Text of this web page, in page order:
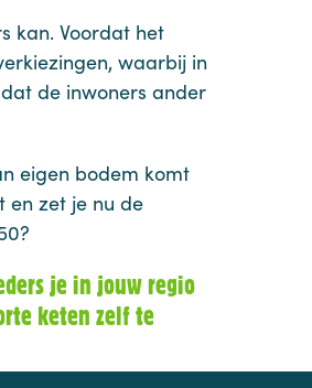
kan. Voordat het
waarbij in
de inwoners ander
eigen bodem komt
en zet je nu de
je in jouw regio
keten zelf te